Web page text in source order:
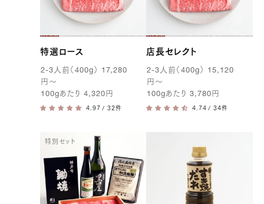
特選ロース
2-3人前（ 400g）
17,280
円 〜
100gあたり 4,320 円
/ 32件
店長セレクト
2-3人前（400g） 15,120
円 〜
100gあたり3,780 円
/ 34件
特別セット